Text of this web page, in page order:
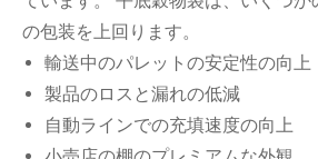
の包装を上回ります。
輸送中のパレットの安定性の向上
製品のロスと漏れの低減
自動ラインでの充填速度の向上